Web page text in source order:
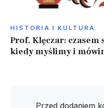
HISTORIA I KULTURA
Prof. Klęczar: czasem
kiedy myślimy i
Przed dodaniem